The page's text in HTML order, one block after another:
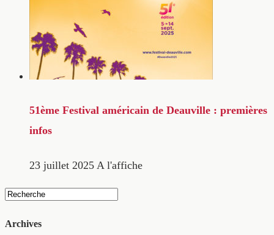
51ème Festival américain de Deauville : premières
infos
23 juillet 2025 A l'affiche
Archives